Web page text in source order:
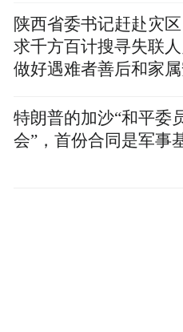
陕西省委书记赶赴灾
求千方百计搜寻失联人
做好遇难者善后和家
特朗普的加沙“和平委
会”，首份合同是军事